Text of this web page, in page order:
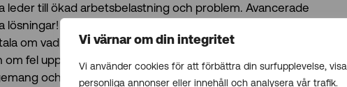
Vi värnar om din integritet
Vi använder cookies för att förbättra din surfupplevelse, visa
personliga annonser eller innehåll och analysera vår trafik.
leder till ökad arbetsbelastning och problem. Avancerade
Ett bra AI-system ska underlätta arbetet, inte skapa
om vad denne vill göra före användaren vet det själv, se till
fel uppstår ska ett bra system hjälpa dig hur du kan gå
och delaktighet till arbetet.